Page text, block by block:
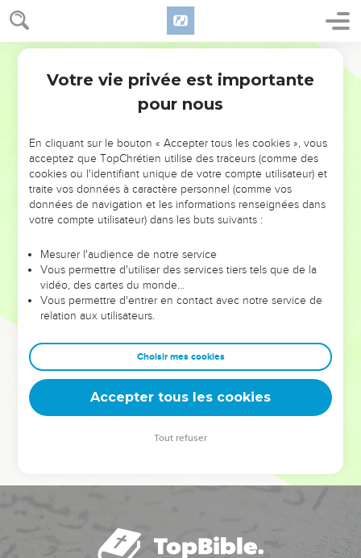
NE MANQUEZ PAS L’ÉVÉNEMENT
DE L’ANNÉE !
ET SI LEURS ERREURS POUVAIENT VOUS ÉVITER LES
VOTRES ?
leur foi ou leur vision. Mais on voit moins les doutes, les erreurs
et les saisons difficiles qu'ils ont traversés, alors même que ce
sont elles qui les ont façonnés.
Dans cette conférence, leaders, entrepreneurs, et responsables
clés pour avancer avec plus de sagesse afin que leurs erreurs
deviennent vos tremplins. Que vous guidiez un ministère, une
équipe, un groupe ou une famille, leur expérience est faite
Votre vie privée est importante
pour nous
En cliquant sur le bouton « Accepter tous les cookies », vous
acceptez que TopChrétien utilise des traceurs (comme des
cookies ou l'identifiant unique de votre compte utilisateur) et
traite vos données à caractère personnel (comme vos
données de navigation et les informations renseignées dans
votre compte utilisateur) dans les buts suivants :
Mesurer l'audience de notre service
Vous permettre d'utiliser des services tiers tels que de la
vidéo, des cartes du monde…
Vous permettre d'entrer en contact avec notre service de
relation aux utilisateurs.
Choisir mes cookies
Accepter tous les cookies
Tout refuser